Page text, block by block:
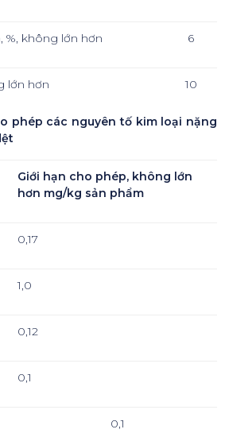
%, không lớn hơn 6
lớn hơn 10
phép các nguyên tố kim loại nặng
Giới hạn cho phép, không lớn
hơn mg/kg sản phẩm
0,17
1,0
0,12
0,1
0,1